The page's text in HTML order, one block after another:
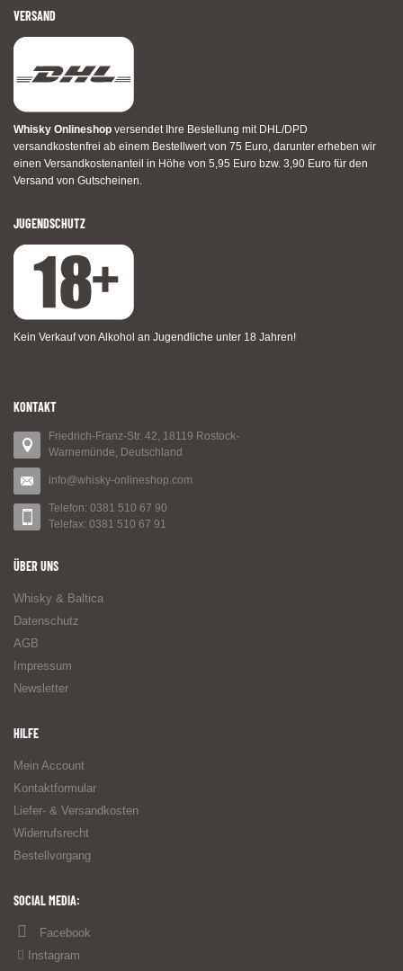
VERSAND
Whisky Onlineshop versendet Ihre Bestellung mit DHL/DPD
versandkostenfrei ab einem Bestellwert von 75 Euro, darunter erheben wir
einen Versandkostenanteil in Höhe von 5,95 Euro bzw. 3,90 Euro für den
Versand von Gutscheinen.
JUGENDSCHUTZ
Kein Verkauf von Alkohol an Jugendliche unter 18 Jahren!
KONTAKT
Friedrich-Franz-Str. 42, 18119 Rostock-
Warnemünde, Deutschland
info@whisky-onlineshop.com
Telefon: 0381 510 67 90
Telefax: 0381 510 67 91
ÜBER UNS
Whisky & Baltica
Datenschutz
AGB
Impressum
Newsletter
HILFE
Mein Account
Kontaktformular
Liefer- & Versandkosten
Widerrufsrecht
Bestellvorgang
SOCIAL MEDIA:
Facebook
Instagram